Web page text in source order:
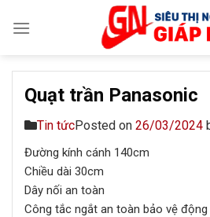
Quạt trần Panasonic
Tin tứcPosted on 26/03/2024
Đường kính cánh 140cm
Chiều dài 30cm
Dây nối an toàn
Công tắc ngắt an toàn bảo vệ